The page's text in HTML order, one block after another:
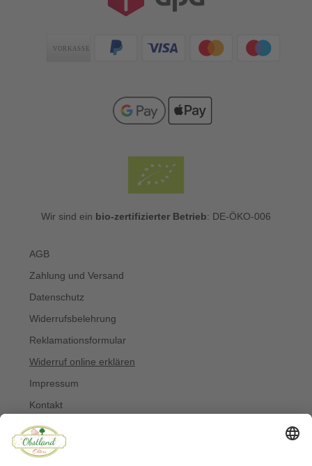
Zahlungsarten
Wir sind ein bio-zertifizierter Betrieb: DE-ÖKO-006
AGB
Zahlung und Versand
Datenschutz
Widerrufsbelehrung
Reklamationsformular
Widerruf online erklären
Impressum
Kontakt
Über uns
Allergiker